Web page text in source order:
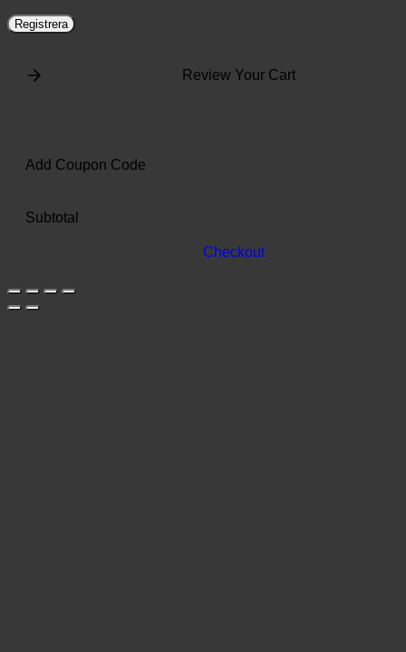
Registrera
Review Your Cart
Add Coupon Code
Subtotal
Checkout